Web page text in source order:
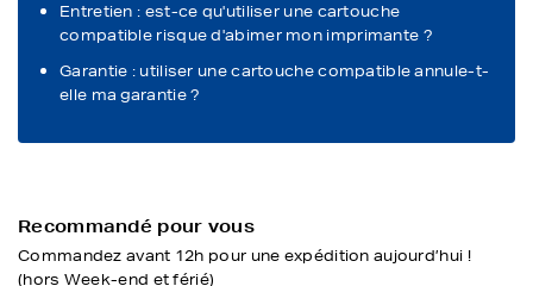
Entretien : est-ce qu'utiliser une cartouche
compatible risque d'abimer mon imprimante ?
Garantie : utiliser une cartouche compatible annule-t-
elle ma garantie ?
Recommandé pour vous
Commandez avant 12h pour une expédition aujourd’hui !
(hors Week-end et férié)